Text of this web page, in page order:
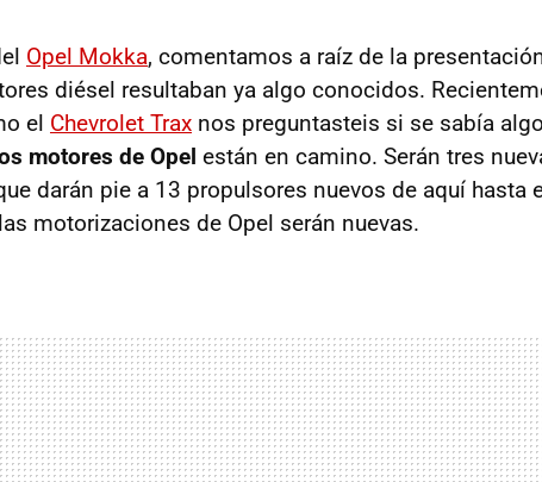
Opel Mokka, comentamos a raíz de la
diésel resultaban ya algo conocidos.
el Chevrolet Trax nos preguntasteis si se sabía
motores de Opel están en camino. Serán tres
darán pie a 13 propulsores nuevos de aquí hasta
motorizaciones de Opel serán nuevas.